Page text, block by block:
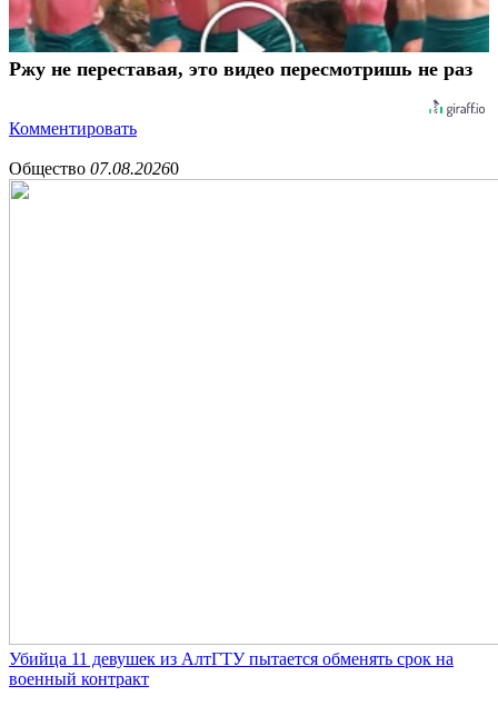
Ржу не переставая, это видео пересмотришь не раз
Комментировать
Общество 07.08.20260
Убийца 11 девушек из АлтГТУ пытается обменять срок на
военный контракт